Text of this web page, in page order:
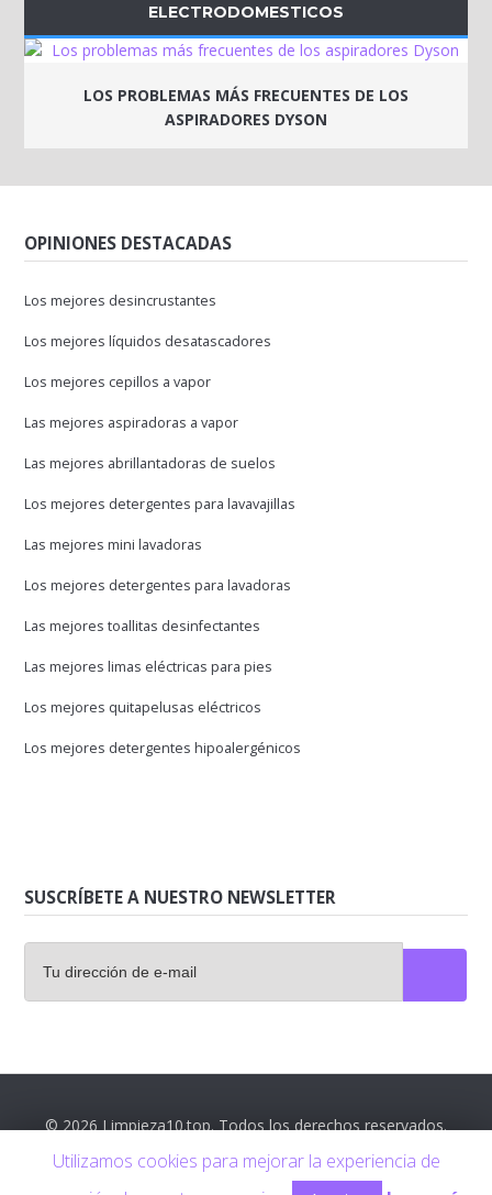
ELECTRODOMESTICOS
LOS PROBLEMAS MÁS FRECUENTES DE LOS
ASPIRADORES DYSON
OPINIONES DESTACADAS
Los mejores desincrustantes
Los mejores líquidos desatascadores
Los mejores cepillos a vapor
Las mejores aspiradoras a vapor
Las mejores abrillantadoras de suelos
Los mejores detergentes para lavavajillas
Las mejores mini lavadoras
Los mejores detergentes para lavadoras
Las mejores toallitas desinfectantes
Las mejores limas eléctricas para pies
Los mejores quitapelusas eléctricos
Los mejores detergentes hipoalergénicos
SUSCRÍBETE A NUESTRO NEWSLETTER
© 2026 Limpieza10.top. Todos los derechos reservados.
Contáctanos
Utilizamos cookies para mejorar la experiencia de